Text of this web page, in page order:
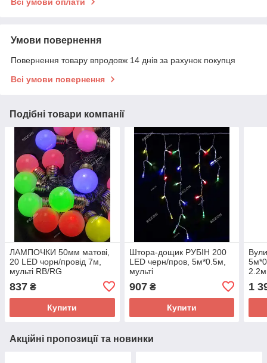
Всі умови оплати
Умови повернення
Повернення товару впродовж 14 днів за рахунок покупця
Всі умови повернення
Подібні товари компанії
ЛАМПОЧКИ 50мм матові,
20 LED чорн/провід 7м,
мульті RB/RG
837 ₴
Купити
Штора-дощик РУБІН 200
LED черн/пров, 5м*0.5м,
мульті
907₴
Купити
1
Акційні пропозиції та новинки